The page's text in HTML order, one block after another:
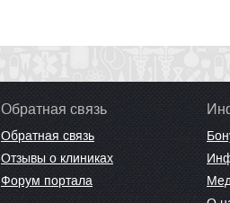
Обратная связь
Обратная связь
Отзывы о клиниках
Форум портала